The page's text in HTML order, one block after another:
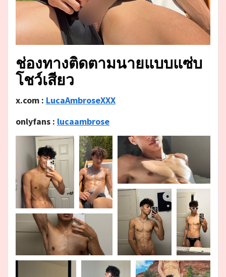
ช่องทางติดตามนายแบบแซ่บ
โชว์เสียว
x.com : LucaAmbroseXXX
onlyfans : lucaambrose